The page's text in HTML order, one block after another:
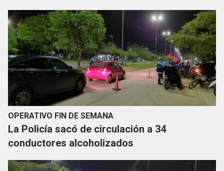
OPERATIVO FIN DE SEMANA
La Policía sacó de circulación a 34
conductores alcoholizados